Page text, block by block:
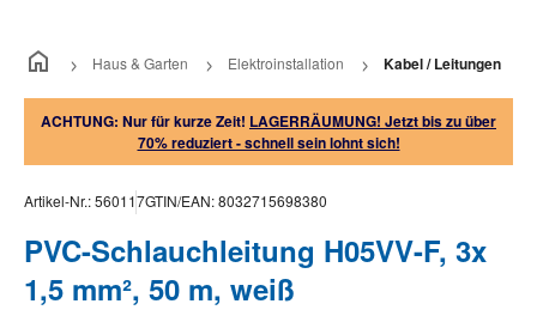
Haus & Garten Elektroinstallation Kabel / Leitungen
ACHTUNG: Nur für kurze Zeit! LAGERRÄUMUNG! Jetzt bis zu über
70% reduziert - schnell sein lohnt sich!
Artikel-Nr.:560117GTIN/EAN:8032715698380
PVC-Schlauchleitung H05VV-F, 3x
1,5 mm², 50 m, weiß